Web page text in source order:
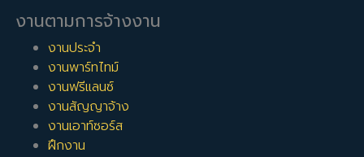
งานตามการจ้างงาน
งานประจำ
งานพาร์ทไทม์
งานฟรีแลนซ์
งานสัญญาจ้าง
งานเอาท์ซอร์ส
ฝึกงาน